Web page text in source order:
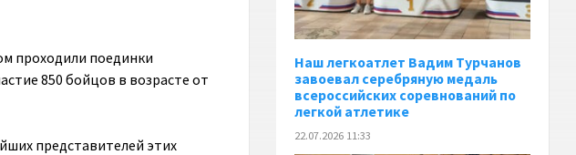
проходили поединки
850 бойцов в возрасте от
представителей этих
Наш легкоатлет Вадим Турчанов
завоевал серебряную медаль
всероссийских соревнований по
легкой атлетике
22.07.2026 11:33